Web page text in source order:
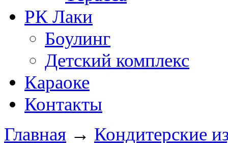
РК Лаки
Боулинг
Детский комплекс
Караоке
Контакты
Главная → Кондитерские